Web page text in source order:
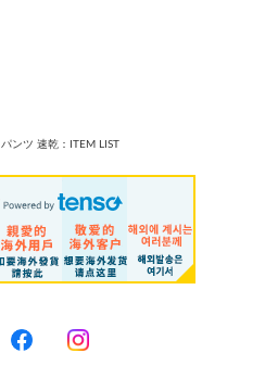
パンツ 速乾：ITEM LIST